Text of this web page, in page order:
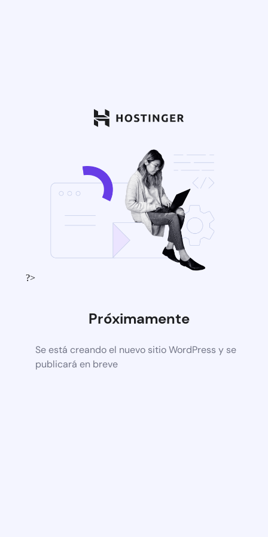
?>
Próximamente
Se está creando el nuevo sitio WordPress y se
publicará en breve